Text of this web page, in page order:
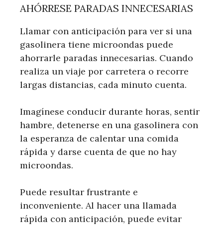
AHÓRRESE PARADAS INNECESARIAS
Llamar con anticipación para ver si una
gasolinera tiene microondas puede
ahorrarle paradas innecesarias. Cuando
realiza un viaje por carretera o recorre
largas distancias, cada minuto cuenta.
Imagínese conducir durante horas, sentir
hambre, detenerse en una gasolinera con
la esperanza de calentar una comida
rápida y darse cuenta de que no hay
microondas.
Puede resultar frustrante e
inconveniente. Al hacer una llamada
rápida con anticipación, puede evitar